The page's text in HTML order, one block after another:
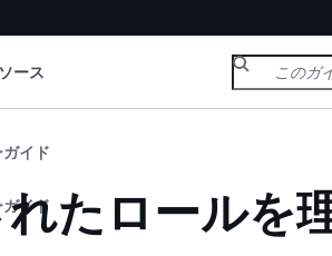
ース
イド
イド たロールを